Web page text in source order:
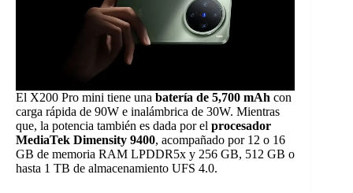
El X200 Pro mini tiene una batería de 5,700 mAh con
carga rápida de 90W e inalámbrica de 30W. Mientras
que, la potencia también es dada por el procesador
MediaTek Dimensity 9400, acompañado por 12 o 16
GB de memoria RAM LPDDR5x y 256 GB, 512 GB o
hasta 1 TB de almacenamiento UFS 4.0.